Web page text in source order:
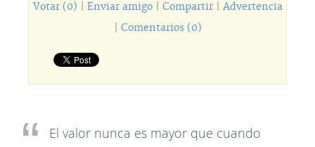
Votar (0) Enviar amigo| Compartir| Advertencia
Comentarios (0)
El valor nunca es mayor que cuando